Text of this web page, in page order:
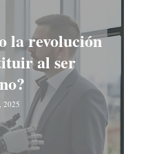
la revolución
al ser
2025